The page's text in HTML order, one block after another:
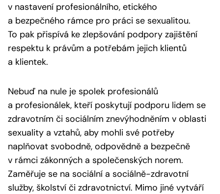
v nastavení profesionálního, etického
a bezpečného rámce pro práci se sexualitou.
To pak přispívá ke zlepšování podpory zajištění
respektu k právům a potřebám jejich klientů
a klientek.
Nebuď na nule je spolek profesionálů
a profesionálek, kteří poskytují podporu lidem se
zdravotním či sociálním znevýhodněním v oblasti
sexuality a vztahů, aby mohli své potřeby
naplňovat svobodně, odpovědně a bezpečně
v rámci zákonných a společenských norem.
Zaměřuje se na sociální a sociálně-zdravotní
služby, školství či zdravotnictví. Mimo jiné vytváří